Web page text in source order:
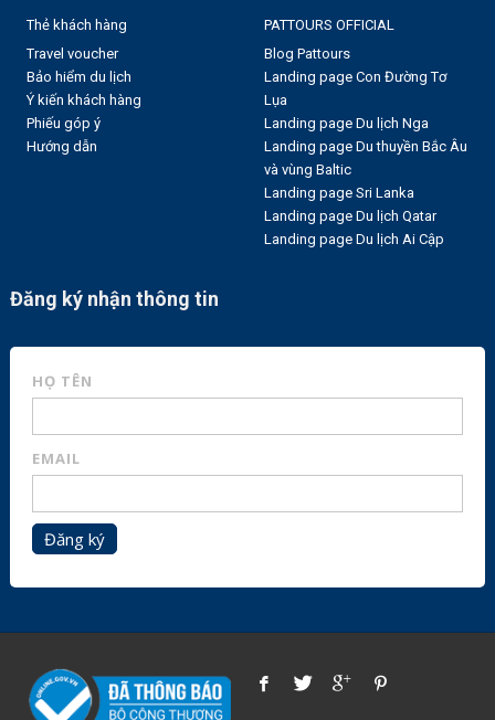
Thẻ khách hàng
Travel voucher
Bảo hiểm du lịch
Ý kiến khách hàng
Phiếu góp ý
Hướng dẫn
PATTOURS OFFICIAL
Blog Pattours
Landing page Con Đường Tơ
Lụa
Landing page Du lịch Nga
Landing page Du thuyền Bắc Âu
và vùng Baltic
Landing page Sri Lanka
Landing page Du lịch Qatar
Landing page Du lịch Ai Cập
Đăng ký nhận thông tin
HỌ TÊN
EMAIL
Đăng ký